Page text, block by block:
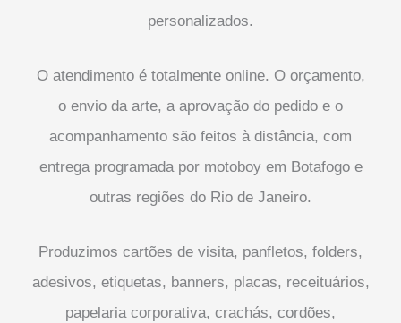
personalizados.
O atendimento é totalmente online. O orçamento,
o envio da arte, a aprovação do pedido e o
acompanhamento são feitos à distância, com
entrega programada por motoboy em Botafogo e
outras regiões do Rio de Janeiro.
Produzimos cartões de visita, panfletos, folders,
adesivos, etiquetas, banners, placas, receituários,
papelaria corporativa, crachás, cordões,